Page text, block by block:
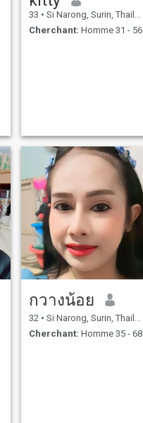
33 • Si Narong, Surin, Thailande
Cherchant: Homme 31 - 56
กวางน้อย
32 • Si Narong, Surin, Thailande
Cherchant: Homme 35 - 68